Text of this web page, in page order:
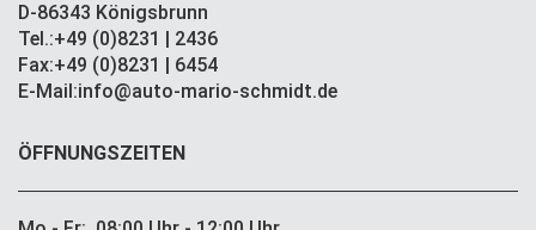
D-86343 Königsbrunn
Tel.:+49 (0)8231 | 2436
Fax:+49 (0)8231 | 6454
E-Mail:info@auto-mario-schmidt.de
ÖFFNUNGSZEITEN